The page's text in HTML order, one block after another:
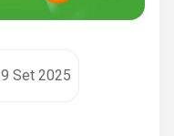
9 Set 2025